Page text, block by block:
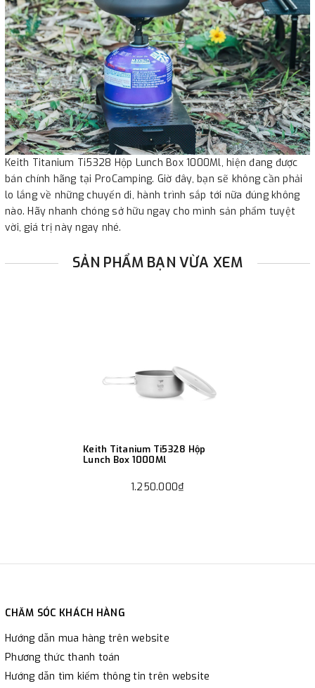
Keith Titanium Ti5328 Hộp Lunch Box 1000Ml, hiện đang được
bán chính hãng tại ProCamping. Giờ đây, bạn sẽ không cần phải
lo lắng về những chuyến đi, hành trình sắp tới nữa đúng không
nào. Hãy nhanh chóng sở hữu ngay cho mình sản phẩm tuyệt
vời, giá trị này ngay nhé.
SẢN PHẨM BẠN VỪA XEM
Keith Titanium Ti5328 Hộp
Lunch Box 1000Ml
1.250.000₫
CHĂM SÓC KHÁCH HÀNG
Hướng dẫn mua hàng trên website
Phương thức thanh toán
Hướng dẫn tìm kiếm thông tin trên website